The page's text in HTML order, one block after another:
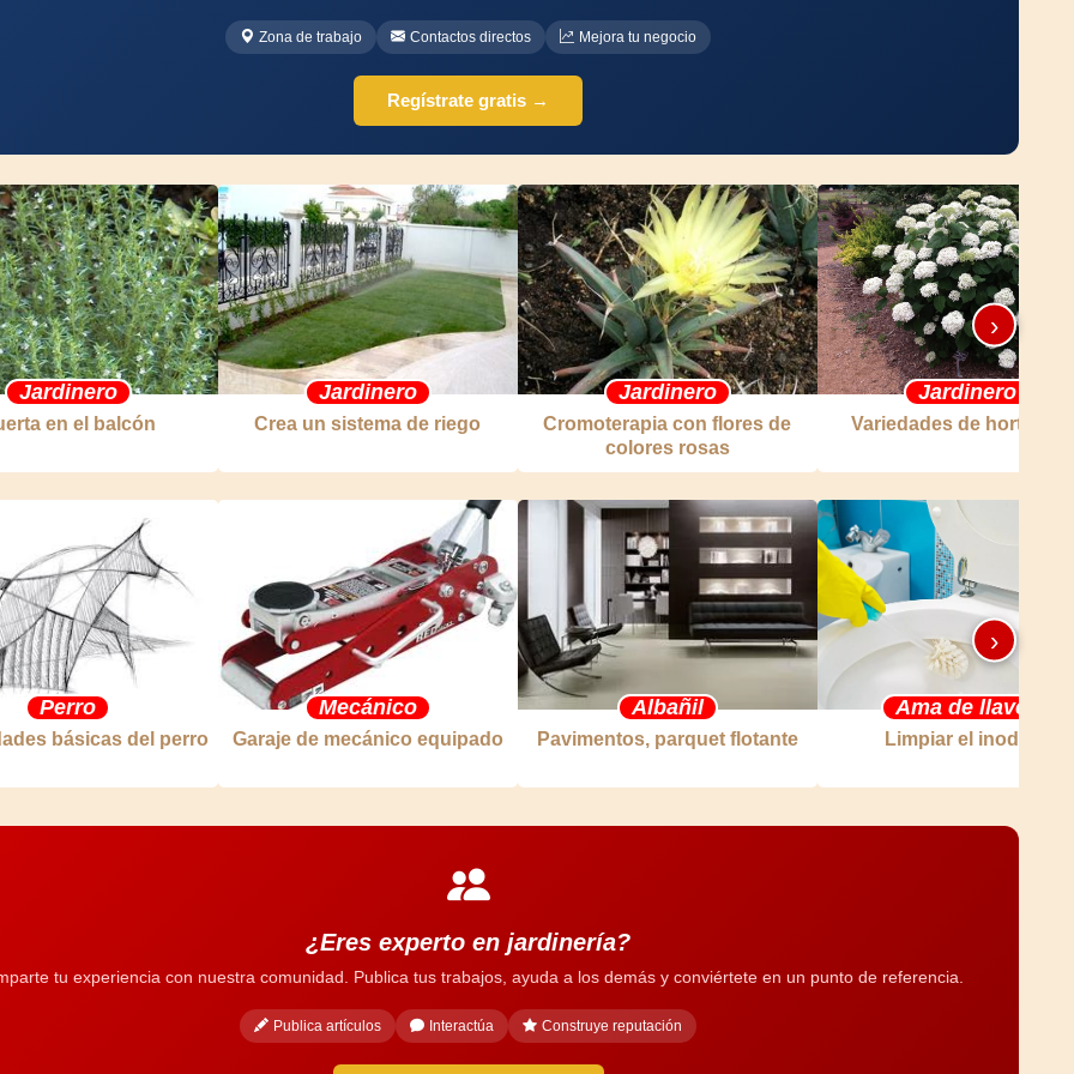
Zona de trabajo Contactos directos Mejora tu negocio
Regístrate gratis →
Jardinero
en el balcón
Jardinero
Crea un sistema de riego
Jardinero
Cromoterapia con flores de
colores rosas
Jardinero
Variedades de
›
Perro
básicas del perro
Mecánico
Garaje de mecánico equipado
Albañil
Pavimentos, parquet flotante
Ama de llaves
Limpiar el inodoro
›
¿Eres experto en jardinería?
tu experiencia con nuestra comunidad. Publica tus trabajos, ayuda a los demás y conviértete en un punto de referencia.
Publica artículos Interactúa Construye reputación